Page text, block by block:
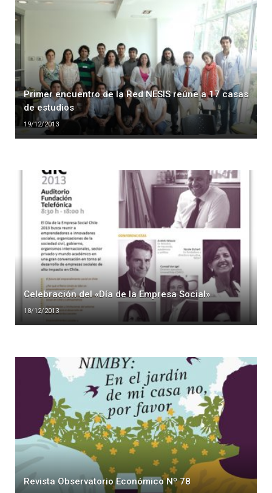
Primer encuentro de la Red NESIS reúne a 17 casas
de estudios
19/12/2013
Celebración del «Día de la Empresa Social»
18/12/2013
Revista Observatorio Económico Nº 78